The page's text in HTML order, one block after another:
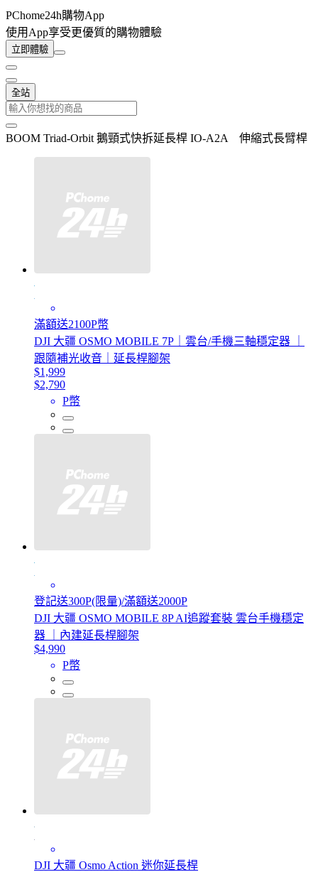
PChome24h購物App
使用App享受更優質的購物體驗
立即體驗
全站
BOOM Triad-Orbit 鵝頸式快拆延長桿 IO-A2A 伸縮式長臂桿
滿額送2100P幣
DJI 大疆 OSMO MOBILE 7P｜雲台/手機三軸穩定器 ｜
跟隨補光收音｜延長桿腳架
$1,999
$2,790
P幣
登記送300P(限量)/滿額送2000P
DJI 大疆 OSMO MOBILE 8P AI追蹤套裝 雲台手機穩定
器 ｜內建延長桿腳架
$4,990
P幣
DJI 大疆 Osmo Action 迷你延長桿